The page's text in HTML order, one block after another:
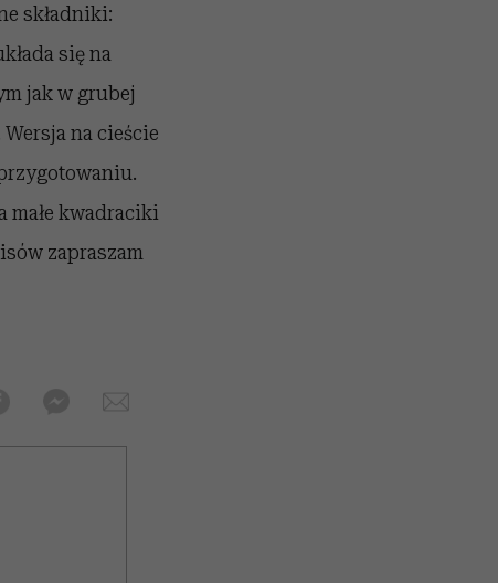
składniki:
się na
jak w grubej
na cieście
małe kwadraciki
zapraszam